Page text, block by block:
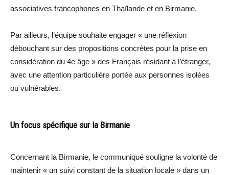
associatives francophones en Thaïlande et en Birmanie.
Par ailleurs, l’équipe souhaite engager « une réflexion
débouchant sur des propositions concrètes pour la prise en
considération du 4e âge » des Français résidant à l’étranger,
avec une attention particulière portée aux personnes isolées
ou vulnérables.
Un focus spécifique sur la Birmanie
Concernant la Birmanie, le communiqué souligne la volonté de
maintenir « un suivi constant de la situation locale » dans un